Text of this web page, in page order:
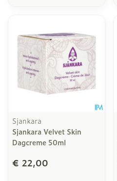
Sjankara
Sjankara Velvet Skin
Dagcreme 50ml
€ 22,00